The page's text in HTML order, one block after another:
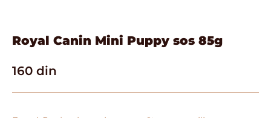
Royal Canin Mini Puppy sos 85g
160 din